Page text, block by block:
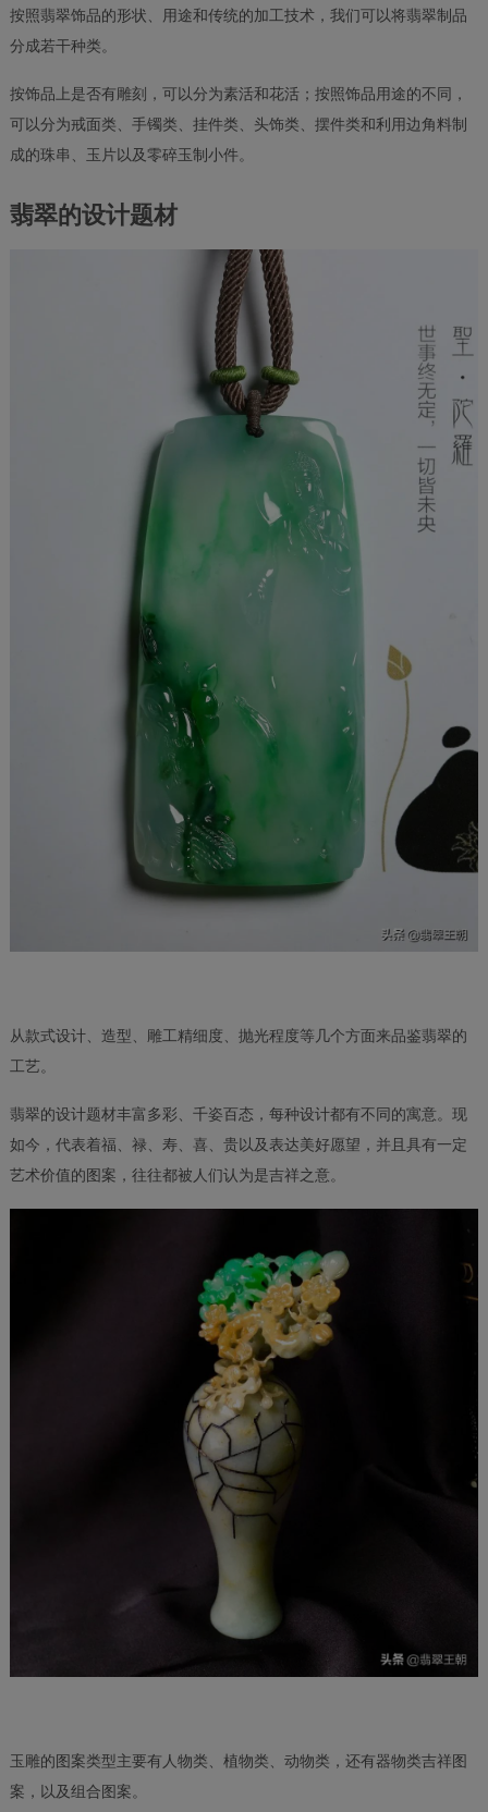
按照翡翠饰品的形状、用途和传统的加工技术，我们可以将翡翠制品
分成若干种类。
按饰品上是否有雕刻，可以分为素活和花活；按照饰品用途的不同，
可以分为戒面类、手镯类、挂件类、头饰类、摆件类和利用边角料制
成的珠串、玉片以及零碎玉制小件。
翡翠的设计题材
从款式设计、造型、雕工精细度、抛光程度等几个方面来品鉴翡翠的
工艺。
翡翠的设计题材丰富多彩、千姿百态，每种设计都有不同的寓意。现
如今，代表着福、禄、寿、喜、贵以及表达美好愿望，并且具有一定
艺术价值的图案，往往都被人们认为是吉祥之意。
玉雕的图案类型主要有人物类、植物类、动物类，还有器物类吉祥图
案，以及组合图案。